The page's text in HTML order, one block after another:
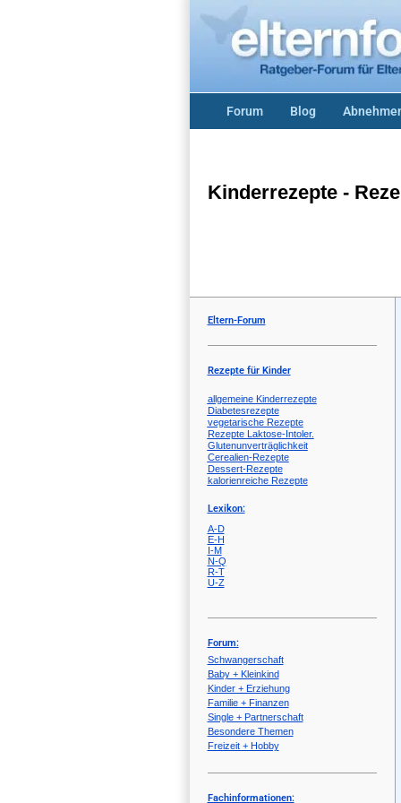
Forum Blog
Kinderrezepte -
Eltern-Forum
Rezepte für Kinder
allgemeine Kinderrezepte
Diabetesrezepte
vegetarische Rezepte
Rezepte Laktose-Intoler.
Glutenunverträglichkeit
Cerealien-Rezepte
Dessert-Rezepte
kalorienreiche Rezepte
Lexikon:
A-D
E-H
I-M
N-Q
R-T
U-Z
Forum:
Schwangerschaft
Baby + Kleinkind
Kinder + Erziehung
Familie + Finanzen
Single + Partnerschaft
Besondere Themen
Freizeit + Hobby
Fachinformationen: